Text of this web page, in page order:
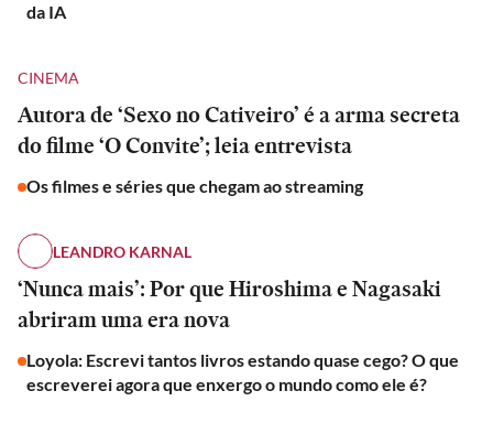
da IA
CINEMA
Autora de ‘Sexo no Cativeiro’ é a arma secreta
do filme ‘O Convite’; leia entrevista
Os filmes e séries que chegam ao streaming
LEANDRO KARNAL
‘Nunca mais’: Por que Hiroshima e Nagasaki
abriram uma era nova
Loyola: Escrevi tantos livros estando quase cego? O que
escreverei agora que enxergo o mundo como ele é?